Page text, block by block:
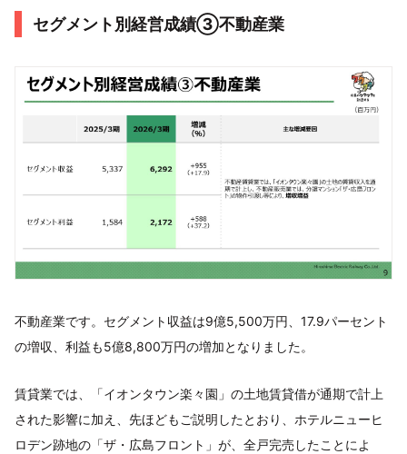
セグメント別経営成績③不動産業
不動産業です。セグメント収益は9億5,500万円、17.9パーセント
の増収、利益も5億8,800万円の増加となりました。
賃貸業では、「イオンタウン楽々園」の土地賃貸借が通期で計上
された影響に加え、先ほどもご説明したとおり、ホテルニューヒ
ロデン跡地の「ザ・広島フロント」が、全戸完売したことによ